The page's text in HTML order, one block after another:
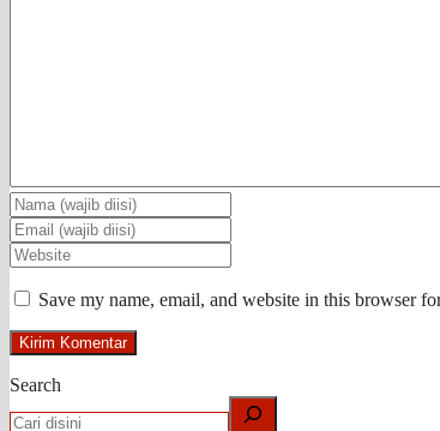
Save my name, email, and website in this browser
Search